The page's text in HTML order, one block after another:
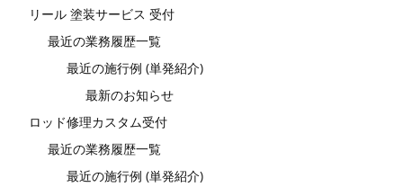
リール 塗装サービス 受付
最近の業務履歴一覧
最近の施行例 (単発紹介)
最新のお知らせ
ロッド修理カスタム受付
最近の業務履歴一覧
最近の施行例 (単発紹介)